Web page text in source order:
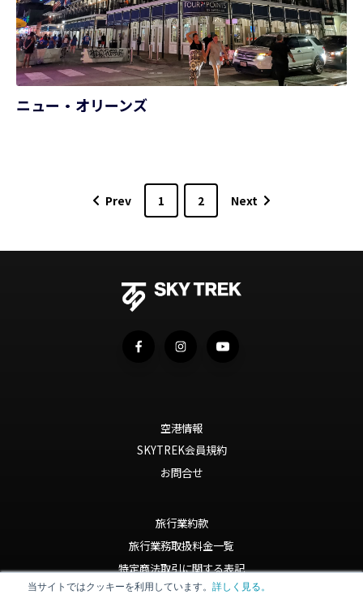
当サイトではクッキーを利用しています。 詳しく見る。
ニュー・オリーンズ
Prev 1 2 Next
空港情報
SKYTREK会員規約
お問合せ
旅行業約款
旅行業務取扱料金一覧
特定商法取引に関する表記
Privacy Policy